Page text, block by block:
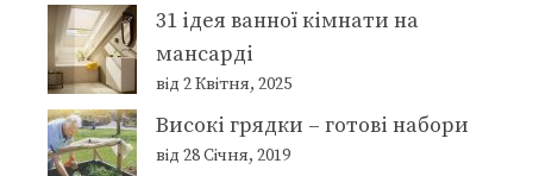
31 ідея ванної кімнати на
мансарді
від 2 Квітня, 2025
Високі грядки – готові набори
від 28 Січня, 2019